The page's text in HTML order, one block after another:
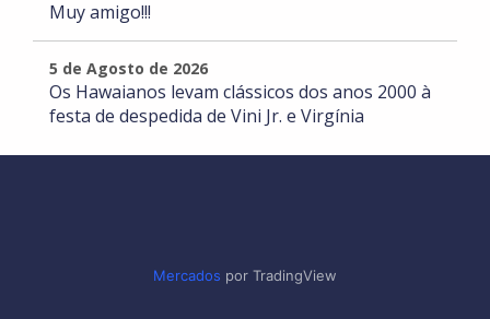
Muy amigo!!!
5 de Agosto de 2026
Os Hawaianos levam clássicos dos anos 2000 à
festa de despedida de Vini Jr. e Virgínia
Mercados por TradingView